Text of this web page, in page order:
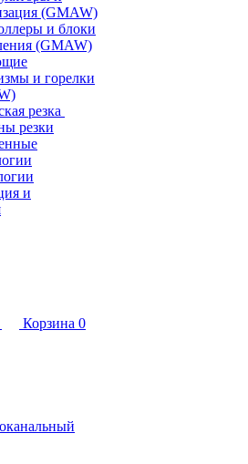
(GMAW)
и блоки
(GMAW)
и горелки
резка
резки
и
Корзина 0